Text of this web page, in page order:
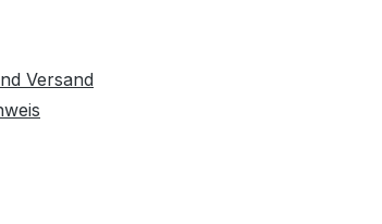
Versand